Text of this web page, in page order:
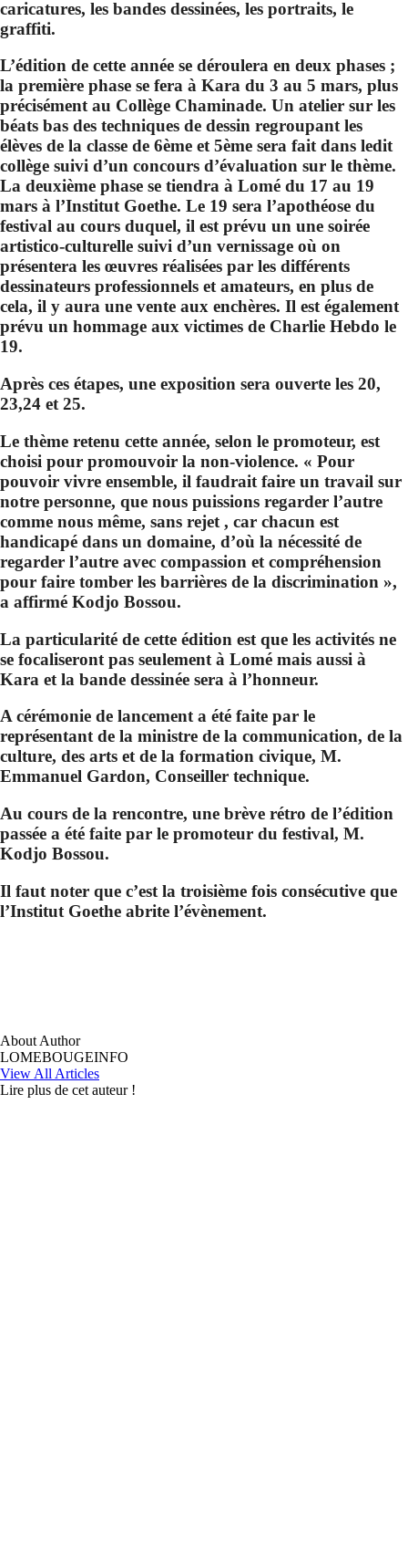
caricatures, les bandes dessinées, les portraits, le
graffiti.
L’édition de cette année se déroulera en deux phases ;
la première phase se fera à Kara du 3 au 5 mars, plus
précisément au Collège Chaminade. Un atelier sur les
béats bas des techniques de dessin regroupant les
élèves de la classe de 6ème et 5ème sera fait dans ledit
collège suivi d’un concours d’évaluation sur le thème.
La deuxième phase se tiendra à Lomé du 17 au 19
mars à l’Institut Goethe. Le 19 sera l’apothéose du
festival au cours duquel, il est prévu un une soirée
artistico-culturelle suivi d’un vernissage où on
présentera les œuvres réalisées par les différents
dessinateurs professionnels et amateurs, en plus de
cela, il y aura une vente aux enchères. Il est également
prévu un hommage aux victimes de Charlie Hebdo le
19.
Après ces étapes, une exposition sera ouverte les 20,
23,24 et 25.
Le thème retenu cette année, selon le promoteur, est
choisi pour promouvoir la non-violence. « Pour
pouvoir vivre ensemble, il faudrait faire un travail sur
notre personne, que nous puissions regarder l’autre
comme nous même, sans rejet , car chacun est
handicapé dans un domaine, d’où la nécessité de
regarder l’autre avec compassion et compréhension
pour faire tomber les barrières de la discrimination »,
a affirmé Kodjo Bossou.
La particularité de cette édition est que les activités ne
se focaliseront pas seulement à Lomé mais aussi à
Kara et la bande dessinée sera à l’honneur.
A cérémonie de lancement a été faite par le
représentant de la ministre de la communication, de la
culture, des arts et de la formation civique, M.
Emmanuel Gardon, Conseiller technique.
Au cours de la rencontre, une brève rétro de l’édition
passée a été faite par le promoteur du festival, M.
Kodjo Bossou.
Il faut noter que c’est la troisième fois consécutive que
l’Institut Goethe abrite l’évènement.
About Author
LOMEBOUGEINFO
View All Articles
Lire plus de cet auteur !